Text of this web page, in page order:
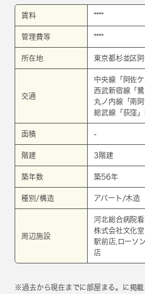
賃料 ****
管理費等 ****
所在地 東京都杉並区
交通
中央線 「 阿佐
西武新宿線 「
丸ノ内線 「 南
総武線 「 荻窪
面積 -
階建 3階建
築年数 築56年
種別/構造 アパート/木造
周辺施設
河北総合病院
株式会社文化
駅前店,ローソ
店
※過去から現在までに部屋まる。に掲